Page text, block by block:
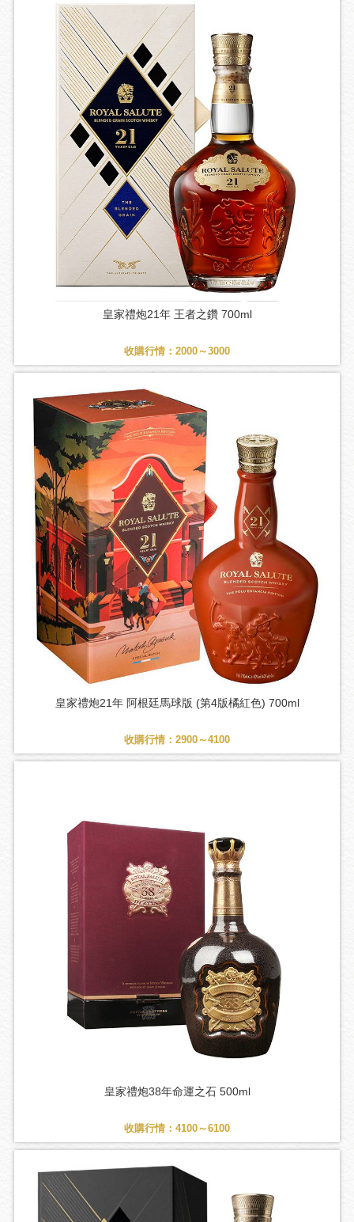
皇家禮炮21年 王者之鑽 700ml
收購行情：2000～3000
皇家禮炮21年 阿根廷馬球版 (第4版橘紅色) 700ml
收購行情：2900～4100
皇家禮炮38年命運之石 500ml
收購行情：4100～6100